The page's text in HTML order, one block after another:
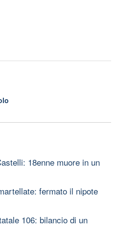
18enne muore in un
fermato il nipote
106: bilancio di un